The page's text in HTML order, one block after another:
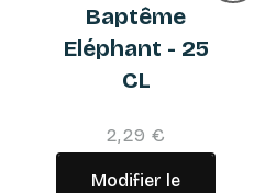
Baptême
Eléphant - 25
CL
2,29 €
Modifier le